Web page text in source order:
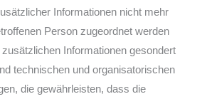
Informationen nicht mehr
Person zugeordnet werden
Informationen gesondert
technischen und organisatorischen
die gewährleisten, dass die